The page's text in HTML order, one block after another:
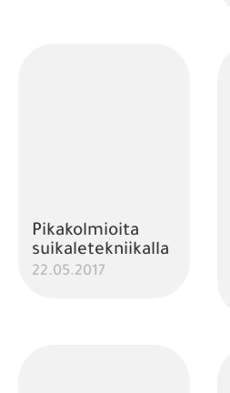
Pikakolmioita
suikaletekniikalla
22.05.2017